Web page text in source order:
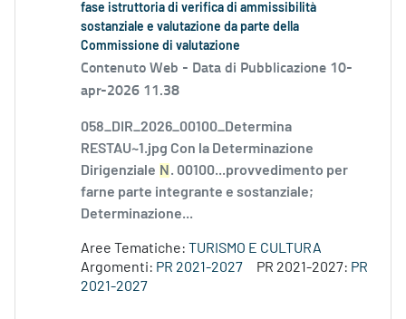
fase istruttoria di verifica di ammissibilità
sostanziale e valutazione da parte della
Commissione di valutazione
Contenuto Web - Data di Pubblicazione 10-
apr-2026 11.38
058_DIR_2026_00100_Determina
RESTAU~1.jpg Con la Determinazione
Dirigenziale N . 00100...provvedimento per
farne parte integrante e sostanziale;
Determinazione...
Aree Tematiche: TURISMO E CULTURA
Argomenti: PR 2021-2027 PR 2021-2027: PR
2021-2027